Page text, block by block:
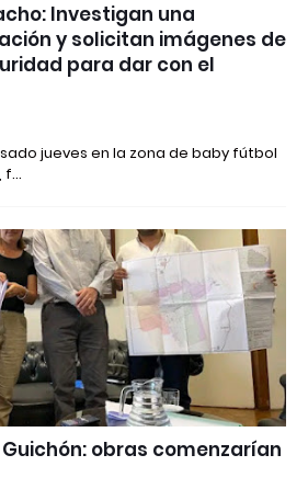
Investigan una
y solicitan imágenes de
para dar con el
jueves en la zona de baby fútbol
f…
obras comenzarían